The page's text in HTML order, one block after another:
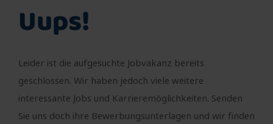
Uups!
Leider ist die aufgesuchte Jobvakanz bereits
geschlossen. Wir haben jedoch viele weitere
interessante Jobs und Karrieremöglichkeiten. Senden
Sie uns doch ihre Bewerbungsunterlagen und wir finden